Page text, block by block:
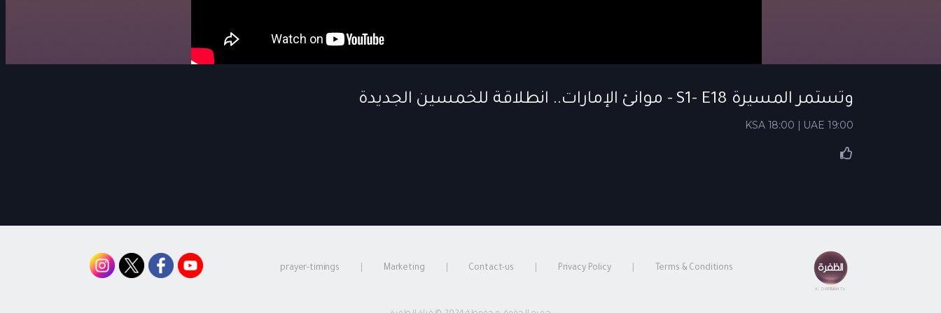
وتستمر المسيرة S1- E18 - موانئ الإمارات.. انطلاقة للخمسين الجديدة
KSA 18:00 | UAE 19:00
Terms & Conditions
Privacy Policy
Contact-us
Marketing
prayer-timings